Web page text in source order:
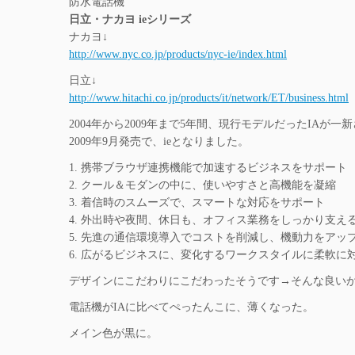
日立・ナカヨ ieシリーズ
ナカヨ↓
http://www.nyc.co.jp/products/nyc-ie/index.html
日立↓
http://www.hitachi.co.jp/products/it/network/ET/business.html
2004年から2009年まで5年間、現行モデルだったIAが一新
2009年9月発売で、ieとなりました。
1. 携帯ブラウザ連携機能で加速するビジネスをサポート
2. クール＆モダンの中に、使いやすさと高機能を凝縮
3. 着信時のスムーズで、スマートな対応をサポート
4. 外出時や夜間、休日も、オフィス業務をしっかり支え
5. 先進の通信環境導入でコストを削減し、機動力をアッ
6. 広がるビジネスに、変化するワークスタイルに柔軟に
デザインにこだわりにこだわったそうです→そんな良い
電話機がIAに比べてぺったんこに、薄くなった。
メイン色が黒に。